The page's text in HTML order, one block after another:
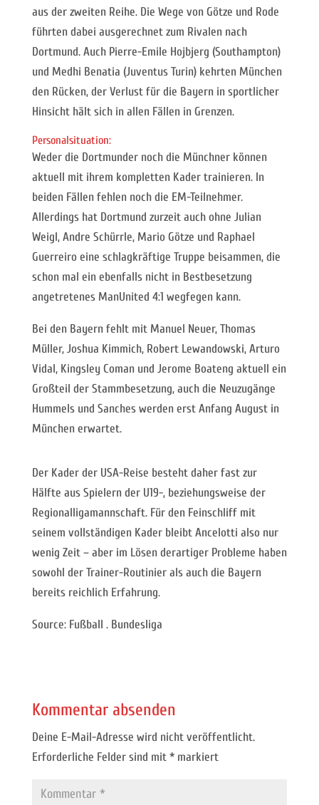
aus der zweiten Reihe. Die Wege von Götze und Rode
führten dabei ausgerechnet zum Rivalen nach
Dortmund. Auch Pierre-Emile Hojbjerg (Southampton)
und Medhi Benatia (Juventus Turin) kehrten München
den Rücken, der Verlust für die Bayern in sportlicher
Hinsicht hält sich in allen Fällen in Grenzen.
Personalsituation:
Weder die Dortmunder noch die Münchner können
aktuell mit ihrem kompletten Kader trainieren. In
beiden Fällen fehlen noch die EM-Teilnehmer.
Allerdings hat Dortmund zurzeit auch ohne Julian
Weigl, Andre Schürrle, Mario Götze und Raphael
Guerreiro eine schlagkräftige Truppe beisammen, die
schon mal ein ebenfalls nicht in Bestbesetzung
angetretenes ManUnited 4:1 wegfegen kann.
Bei den Bayern fehlt mit Manuel Neuer, Thomas
Müller, Joshua Kimmich, Robert Lewandowski, Arturo
Vidal, Kingsley Coman und Jerome Boateng aktuell ein
Großteil der Stammbesetzung, auch die Neuzugänge
Hummels und Sanches werden erst Anfang August in
München erwartet.
Der Kader der USA-Reise besteht daher fast zur
Hälfte aus Spielern der U19-, beziehungsweise der
Regionalligamannschaft. Für den Feinschliff mit
seinem vollständigen Kader bleibt Ancelotti also nur
wenig Zeit – aber im Lösen derartiger Probleme haben
sowohl der Trainer-Routinier als auch die Bayern
bereits reichlich Erfahrung.
Source: Fußball . Bundesliga
Kommentar absenden
Deine E-Mail-Adresse wird nicht veröffentlicht.
Erforderliche Felder sind mit *markiert